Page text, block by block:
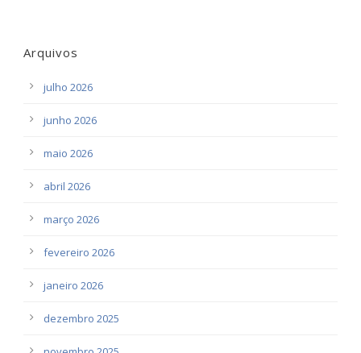
Arquivos
julho 2026
junho 2026
maio 2026
abril 2026
março 2026
fevereiro 2026
janeiro 2026
dezembro 2025